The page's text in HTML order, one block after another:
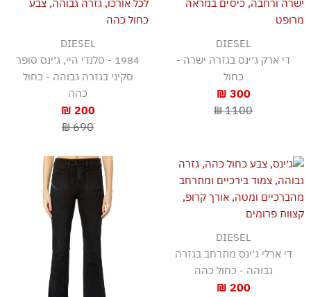
DIESEL
די ארק ג׳ינס בגזרה ישרה -
כחול
300 ₪
1100 ₪
DIESEL
1984 - סלנדי היי, ג׳ינס סופר
סקיני בגזרה גבוהה - כחול
כהה
200 ₪
690 ₪
DIESEL
די ארלי ג׳ינס מתרחב בגזרה
גבוהה - כחול כהה
200 ₪